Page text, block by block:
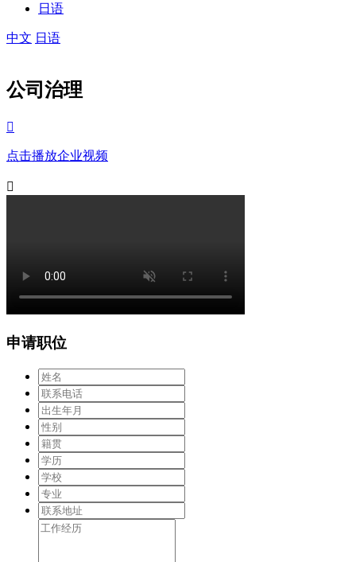
日语
中文 日语
公司治理

点击播放企业视频

申请职位